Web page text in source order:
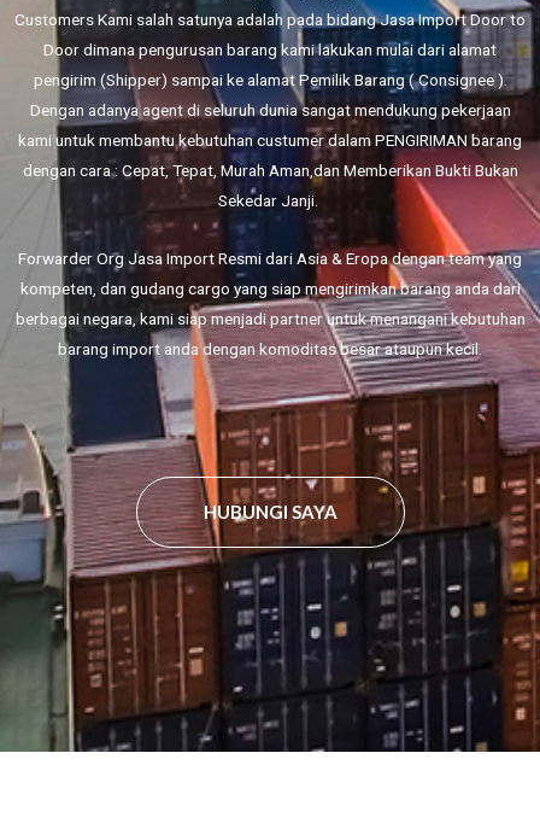
Customers Kami salah satunya adalah pada bidang Jasa Import Door to
Door dimana pengurusan barang kami lakukan mulai dari alamat
pengirim (Shipper) sampai ke alamat Pemilik Barang ( Consignee ).
Dengan adanya agent di seluruh dunia sangat mendukung pekerjaan
kami untuk membantu kebutuhan custumer dalam PENGIRIMAN barang
dengan cara : Cepat, Tepat, Murah Aman,dan Memberikan Bukti Bukan
Sekedar Janji.
Forwarder Org Jasa Import Resmi dari Asia & Eropa dengan team yang
kompeten, dan gudang cargo yang siap mengirimkan barang anda dari
berbagai negara, kami siap menjadi partner untuk menangani kebutuhan
barang import anda dengan komoditas besar ataupun kecil.
HUBUNGI SAYA